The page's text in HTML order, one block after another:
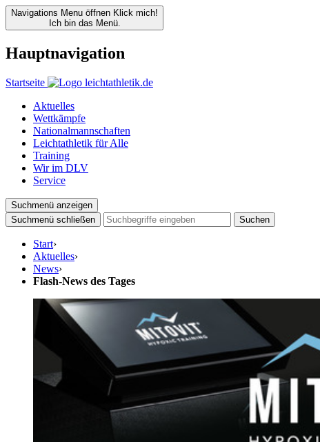
Navigations Menu öffnen Klick mich!
Ich bin das Menü.
Hauptnavigation
Startseite
Aktuelles
Wettkämpfe
Nationalmannschaften
Leichtathletik für Alle
Training
Wir im DLV
Service
Suchmenü anzeigen
Suchmenü schließen
Suchen
Start›
Aktuelles›
News›
Flash-News des Tages